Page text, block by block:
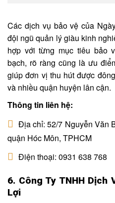
Các dịch vụ bảo vệ của
đội ngũ quản lý giàu kinh
hợp với từng mục tiêu bảo
bạch, rõ ràng cũng là ưu
giúp đơn vị thu hút được
và nhiều quận huyện lân cận.
Thông tin liên hệ:
Địa chỉ: 52/7 Nguyễn Văn
quận Hóc Môn, TPHCM
Điện thoại: 0931 638 768
6. Công Ty TNHH Dịch
Lợi